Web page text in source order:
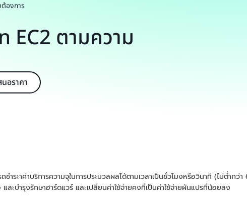
องการ
EC2 ตามความ
นอราคา
ระาค่าบริการความจุในการประมวลผลได้ตามเวลาเป็นชั่วโมงหรือวินาที (ไม่ต่ำ
ะบำรุงรักษาฮาร์ดแวร์ และเปลี่ยนค่าใช้จ่ายคงที่เป็นค่าใช้จ่ายผันแปรที่น้อยลง